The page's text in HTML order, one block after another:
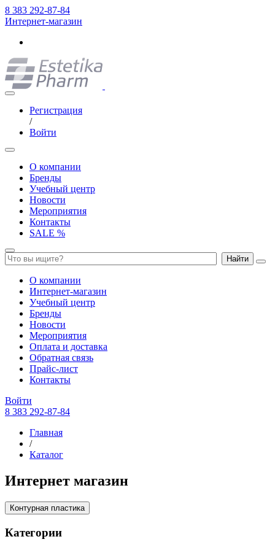
8 383 292-87-84
Интернет-магазин
Регистрация
/
Войти
О компании
Бренды
Учебный центр
Новости
Мероприятия
Контакты
SALE %
Найти
О компании
Интернет-магазин
Учебный центр
Бренды
Новости
Мероприятия
Оплата и доставка
Обратная связь
Прайс-лист
Контакты
Войти
8 383 292-87-84
Главная
/
Каталог
Интернет магазин
Контурная пластика
Категории